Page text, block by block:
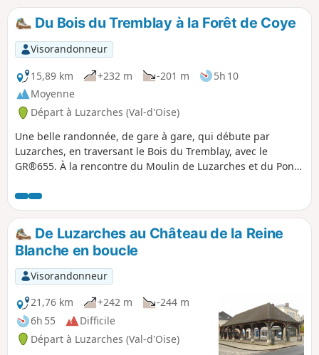
Du Bois du Tremblay à la Forêt de Coye
Visorandonneur
15,89 km
+232 m -201 m
5h 10
Moyenne
Départ à Luzarches (Val-d'Oise)
Une belle randonnée, de gare à gare, qui débute par
Luzarches, en traversant le Bois du Tremblay, avec le
GR®655. À la rencontre du Moulin de Luzarches et du Pont
et de la Fontaine aux Verres. Un parcours assez ombragé,
agréable à l'été par grosse chaleur.
De Luzarches au Château de la Reine
Blanche en boucle
Visorandonneur
21,76 km
+242 m
-244 m
6h 55
Difficile
Départ à Luzarches (Val-d'Oise)